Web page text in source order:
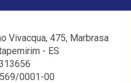
Vivacqua, 475, Marbrasa
- ES
0001-00